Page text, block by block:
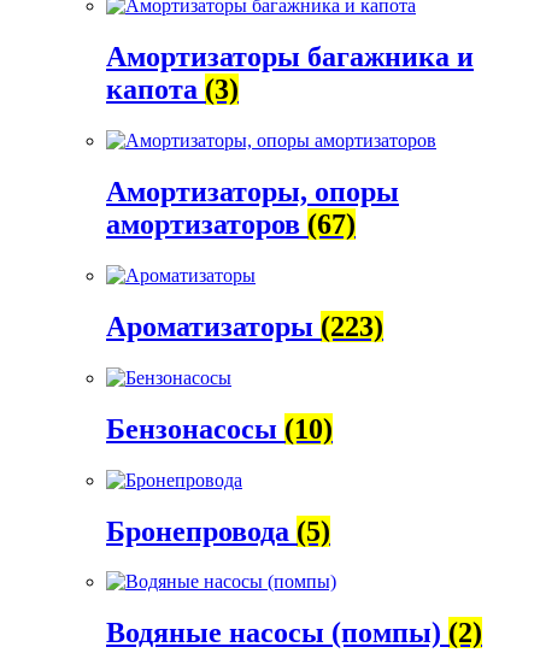
Амортизаторы багажника и
капота (3)
Амортизаторы, опоры
амортизаторов (67)
Ароматизаторы (223)
Бензонасосы (10)
Бронепровода (5)
Водяные насосы (помпы) (2)